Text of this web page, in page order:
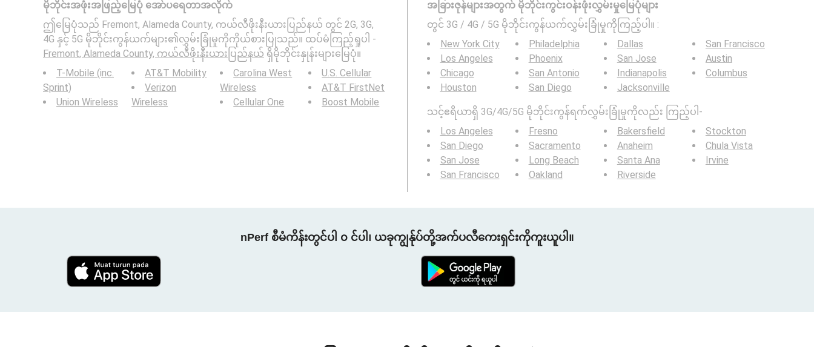
မိုဘိုင်းအဖုံးအဖြည့်မြေပုံ အော်ပရေတာအလိုက်
ဤမြေပုံသည် Fremont, Alameda County, ကယ်လီဖိုးနီးယားပြည်နယ် တွင် 2G, 3G,
4G နှင့် 5G မိုဘိုင်းကွန်ယက်များ၏လွှမ်းခြုံမှုကိုကိုယ်စားပြုသည်။ ထပ်မံကြည့်ရှုပါ -
Fremont, Alameda County, ကယ်လီဖိုးနီးယားပြည်နယ် ရှိမိုဘိုင်းနှုန်းများမြေပုံ။
T-Mobile (inc.
Sprint)
Union Wireless
AT&T Mobility
Verizon
Wireless
Carolina West
Wireless
Cellular One
U.S. Cellular
AT&T FirstNet
Boost Mobile
အခြားဇုန်များအတွက် မိုဘိုင်းကွင်းဝန်းဖုံးလွှမ်းမှုမြေပုံများ
တွင် 3G / 4G / 5G မိုဘိုင်းကွန်ယက်လွှမ်းခြုံမှုကိုကြည့်ပါ။ :
New York City
Los Angeles
Chicago
Houston
Philadelphia
Phoenix
San Antonio
San Diego
Dallas
San Jose
Indianapolis
Jacksonville
San Francisco
Austin
Columbus
သင့်ဧရိယာရှိ 3G/4G/5G မိုဘိုင်းကွန်ရက်လွှမ်းခြုံမှုကိုလည်း ကြည့်ပါ-
Los Angeles
San Diego
San Jose
San Francisco
Fresno
Sacramento
Long Beach
Oakland
Bakersfield
Anaheim
Santa Ana
Riverside
Stockton
Chula Vista
Irvine
nPerf စီမံကိန်းတွင်ပါ ၀ င်ပါ၊ ယခုကျွန်ုပ်တို့အက်ပလီကေးရှင်းကိုကူးယူပါ။